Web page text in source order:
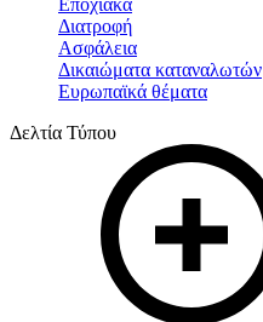
Εποχιακά
Διατροφή
Ασφάλεια
Δικαιώματα καταναλωτών
Ευρωπαϊκά θέματα
Δελτία Τύπου